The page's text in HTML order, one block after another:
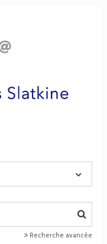
Recherche avancée